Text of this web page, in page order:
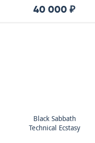
40 000 ₽
Black Sabbath
Technical Ecstasy